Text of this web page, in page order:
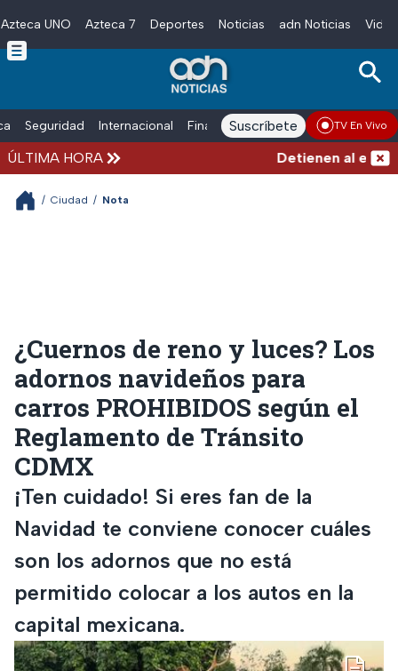
Skip to main content
Azteca UNO Azteca 7 Deportes Noticias adn Noticias
Seguridad Internacional Finanzas adn Noticias Radio
Suscríbete TV En Vivo
ÚLTIMA HORA Detienen al
/ Ciudad / Nota
¿Cuernos de reno y luces? Los
adornos navideños para
carros PROHIBIDOS según el
Reglamento de Tránsito
CDMX
¡Ten cuidado! Si eres fan de la
Navidad te conviene conocer cuáles
son los adornos que no está
permitido colocar a los autos en la
capital mexicana.